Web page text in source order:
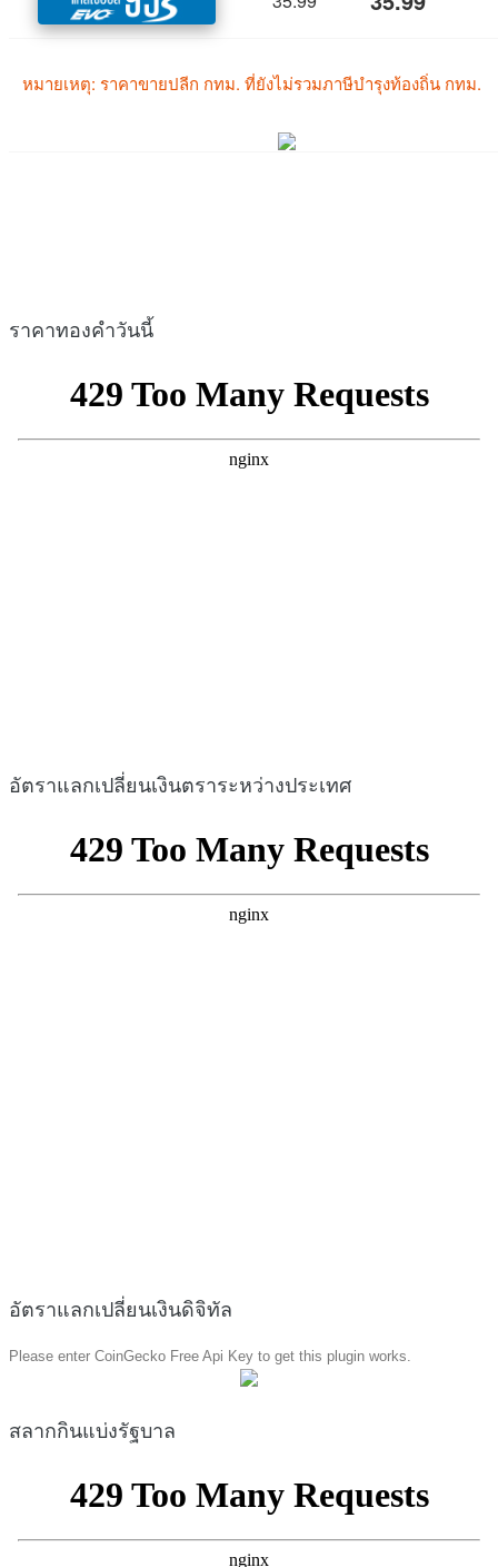
ราคาทองคำวันนี้
อัตราแลกเปลี่ยนเงินตราระหว่างประเทศ
อัตราแลกเปลี่ยนเงินดิจิทัล
Please enter CoinGecko Free Api Key to get this plugin works.
สลากกินแบ่งรัฐบาล